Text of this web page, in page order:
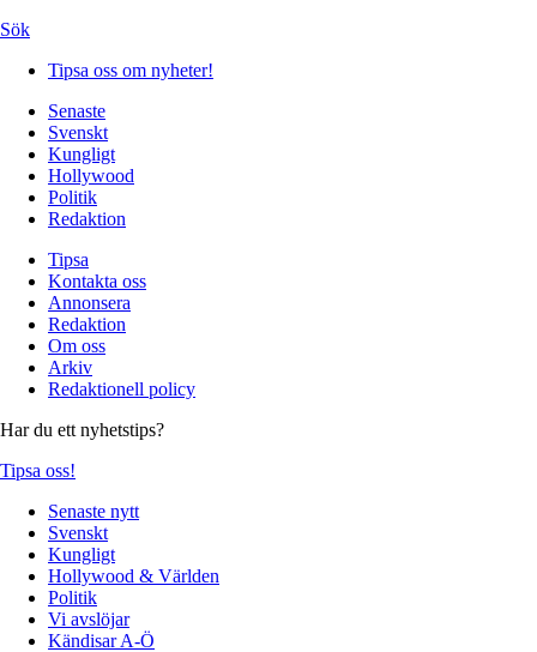
Sök
Tipsa oss om nyheter!
Senaste
Svenskt
Kungligt
Hollywood
Politik
Redaktion
Tipsa
Kontakta oss
Annonsera
Redaktion
Om oss
Arkiv
Redaktionell policy
Har du ett nyhetstips?
Tipsa oss!
Senaste nytt
Svenskt
Kungligt
Hollywood & Världen
Politik
Vi avslöjar
Kändisar A-Ö